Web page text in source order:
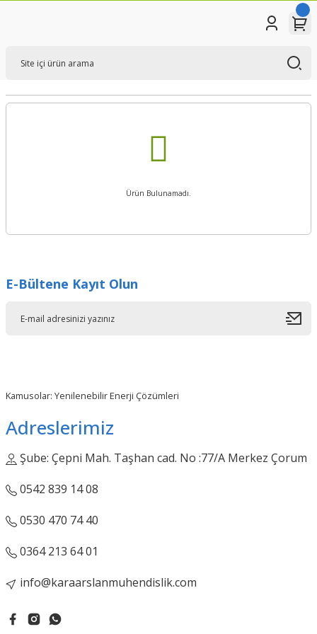
Ürün Bulunamadı.
E-Bültene Kayıt Olun
Kamusolar: Yenilenebilir Enerji Çözümleri
Adreslerimiz
Şube: Çepni Mah. Taşhan cad. No :77/A Merkez Çorum
0542 839 14 08
0530 470 74 40
0364 213 64 01
info@karaarslanmuhendislik.com